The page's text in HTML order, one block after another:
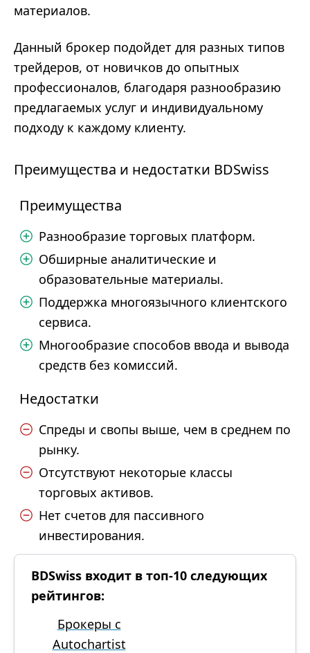
материалов.
Данный брокер подойдет для разных типов
трейдеров, от новичков до опытных
профессионалов, благодаря разнообразию
предлагаемых услуг и индивидуальному
подходу к каждому клиенту.
Преимущества и недостатки BDSwiss
Преимущества
Разнообразие торговых платформ.
Обширные аналитические и
образовательные материалы.
Поддержка многоязычного клиентского
сервиса.
Многообразие способов ввода и вывода
средств без комиссий.
Недостатки
Спреды и свопы выше, чем в среднем по
рынку.
Отсутствуют некоторые классы
торговых активов.
Нет счетов для пассивного
инвестирования.
BDSwiss входит в топ-10 следующих
рейтингов:
Брокеры с
Autochartist